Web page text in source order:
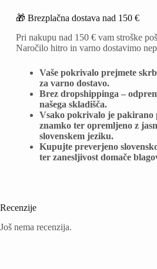
🎁 Brezplačna dostava nad 150 €
Pri nakupu nad 150 € vam stroške
Naročilo hitro in varno dostavimo
Vaše pokrivalo prejmete
za varno dostavo.
Brez dropshippinga –
našega skladišča.
Vsako pokrivalo je pakirano
znamko ter opremljeno z
slovenskem jeziku.
Kupujte preverjeno
ter zanesljivost domače
Recenzije
Još nema recenzija.